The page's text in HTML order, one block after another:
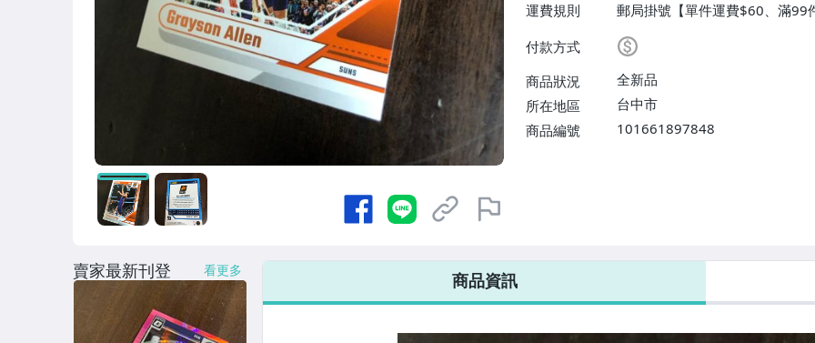
運費規則
郵局掛號【單件運費$60、滿99
付款方式
商品狀況
全新品
所在地區
台中市
商品編號
101661897848
商品資訊
賣家最新刊登 看更多